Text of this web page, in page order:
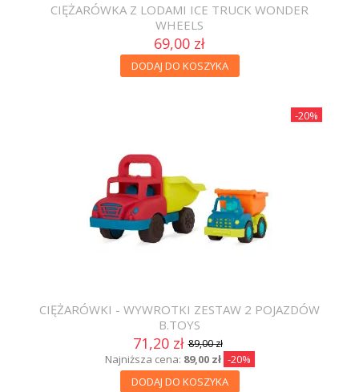
CIĘŻARÓWKA Z LODAMI ICE TRUCK WONDER
WHEELS
69,00 zł
DODAJ DO KOSZYKA
-20%
CIĘŻARÓWKI - WYWROTKI ZESTAW 2 POJAZDÓW
B.TOYS
71,20 zł89,00 zł
Najniższa cena: 89,00 zł -20%
DODAJ DO KOSZYKA